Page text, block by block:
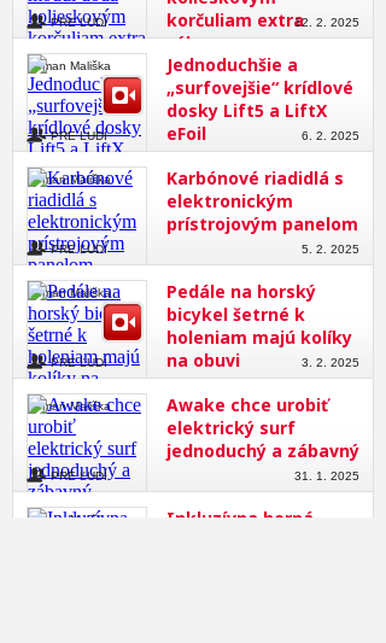
korčuliam extra
výkon
12. 2. 2025
PRE ĽUDÍ
Jednoduchšie a
„surfovejšie“ krídlové
dosky Lift5 a LiftX
eFoil
Roman Mališka
6. 2. 2025
PRE ĽUDÍ
Karbónové riadidlá s
elektronickým
prístrojovým panelom
Roman Mališka
5. 2. 2025
PRE ĽUDÍ
Pedále na horský
bicykel šetrné k
holeniam majú kolíky
na obuvi
Roman Mališka
3. 2. 2025
PRE ĽUDÍ
Awake chce urobiť
elektrický surf
jednoduchý a zábavný
Roman Mališka
31. 1. 2025
PRE ĽUDÍ
Inkluzívna herná
Roman Mališka